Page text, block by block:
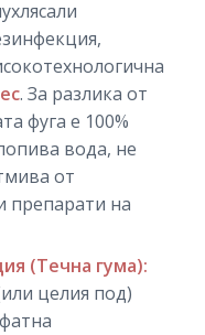
. За разлика от
фуга е 100%
вода, не
от
препарати на
(Течна гума):
целия под)